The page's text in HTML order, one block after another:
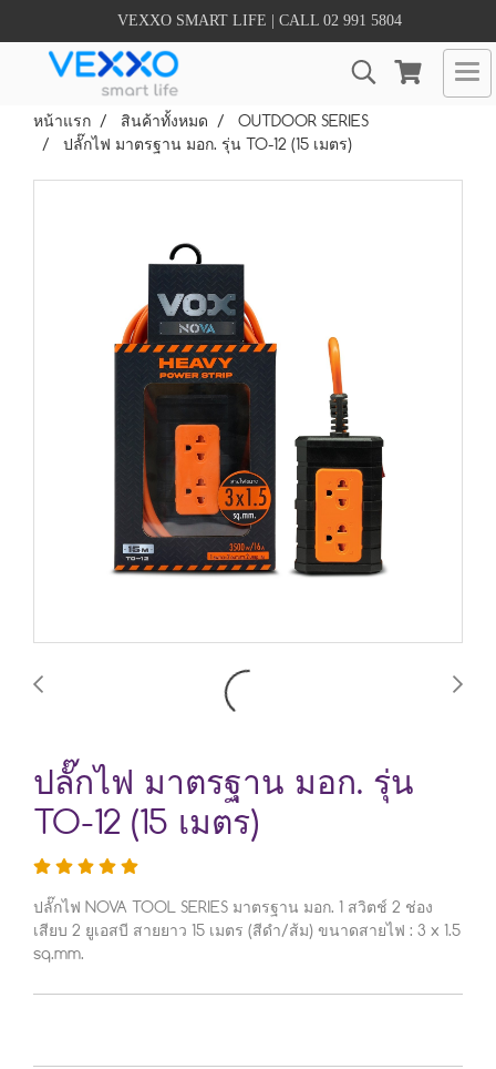
VEXXO SMART LIFE | CALL 02 991 5804
หน้าแรก สินค้าทั้งหมด
OUTDOOR SERIES
ปลั๊กไฟ มาตรฐาน มอก. รุ่น TO-12 (15 เมตร)
ปลั๊กไฟ มาตรฐาน มอก. รุ่น
TO-12 (15 เมตร)
ปลั๊กไฟ NOVA TOOL SERIES มาตรฐาน มอก. 1 สวิตช์ 2 ช่อง
เสียบ 2 ยูเอสบี สายยาว 15 เมตร (สีดำ/ส้ม) ขนาดสายไฟ : 3 x 1.5
sq.mm.